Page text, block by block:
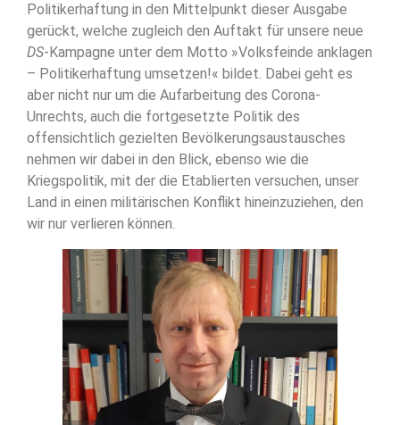
Politikerhaftung in den Mittelpunkt dieser Ausgabe
gerückt, welche zugleich den Auftakt für unsere neue
DS-Kampagne unter dem Motto »Volksfeinde anklagen
– Politikerhaftung umsetzen!« bildet. Dabei geht es
aber nicht nur um die Aufarbeitung des Corona-
Unrechts, auch die fortgesetzte Politik des
offensichtlich gezielten Bevölkerungsaustausches
nehmen wir dabei in den Blick, ebenso wie die
Kriegspolitik, mit der die Etablierten versuchen, unser
Land in einen militärischen Konflikt hineinzuziehen, den
wir nur verlieren können.